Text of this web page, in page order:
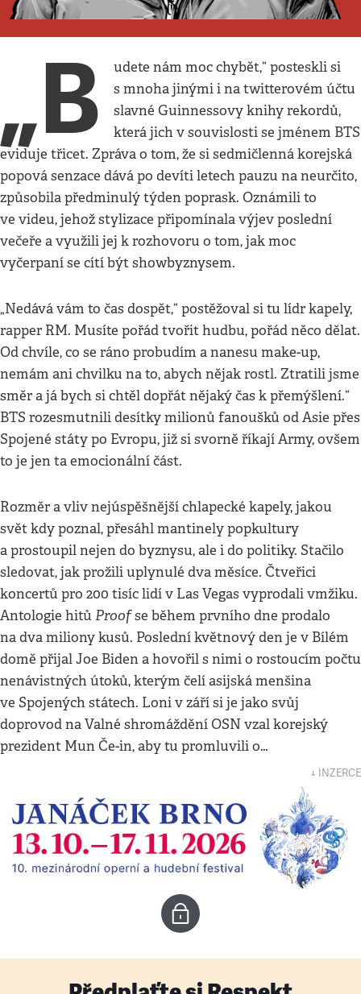
Pavel Turek
„B
udete nám moc chybět,“ posteskli si
s mnoha jinými i na twitterovém účtu
slavné Guinnessovy knihy rekordů,
která jich v souvislosti se jménem BTS
eviduje třicet. Zpráva o tom, že si sedmičlenná korejská
popová senzace dává po devíti letech pauzu na neurčito,
způsobila předminulý týden poprask. Oznámili to
ve videu, jehož stylizace připomínala výjev poslední
večeře a využili jej k rozhovoru o tom, jak moc
vyčerpaní se cítí být showbyznysem.
„Nedává vám to čas dospět,“ postěžoval si tu lídr kapely,
rapper RM. Musíte pořád tvořit hudbu, pořád něco dělat.
Od chvíle, co se ráno probudím a nanesu make-up,
nemám ani chvilku na to, abych nějak rostl. Ztratili jsme
směr a já bych si chtěl dopřát nějaký čas k přemýšlení.“
BTS rozesmutnili desítky milionů fanoušků od Asie přes
Spojené státy po Evropu, již si svorně říkají Army, ovšem
to je jen ta emocionální část.
Rozměr a vliv nejúspěšnější chlapecké kapely, jakou
svět kdy poznal, přesáhl mantinely popkultury
a prostoupil nejen do byznysu, ale i do politiky. Stačilo
sledovat, jak prožili uplynulé dva měsíce. Čtveřici
koncertů pro 200 tisíc lidí v Las Vegas vyprodali vmžiku.
Antologie hitů Proofse během prvního dne prodalo
na dva miliony kusů. Poslední květnový den je v Bílém
domě přijal Joe Biden a hovořil s nimi o rostoucím počtu
nenávistných útoků, kterým čelí asijská menšina
ve Spojených státech. Loni v září si je jako svůj
doprovod na Valné shromáždění OSN vzal korejský
prezident Mun Če-in, aby tu promluvili o…
↓ INZERCE